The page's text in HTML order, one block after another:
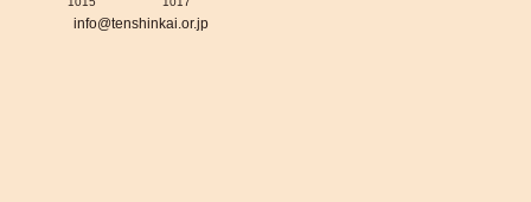
info@tenshinkai.or.jp